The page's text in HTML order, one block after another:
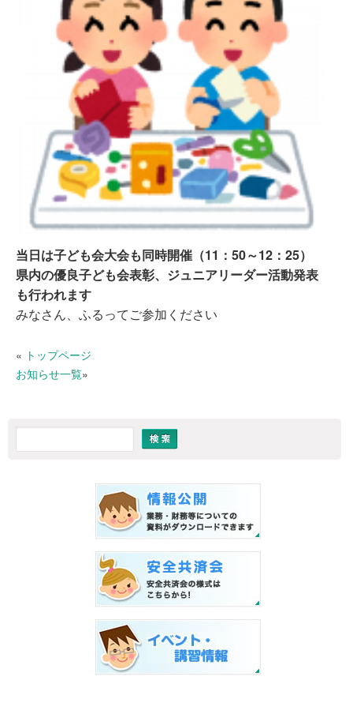
当日は子ども会大会も同時開催（11：50～12：25）
県内の優良子ども会表彰、ジュニアリーダー活動発表
も行われます
みなさん、ふるってご参加ください
« トップページ
お知らせ一覧»